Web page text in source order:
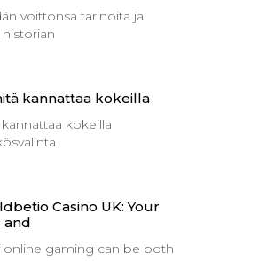
voittonsa tarinoita ja
kannattaa kokeilla
kokeilla
Casino UK: Your
and
gaming can be both